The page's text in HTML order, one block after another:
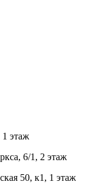
1 этаж
6/1, 2 этаж
50, к1, 1 этаж